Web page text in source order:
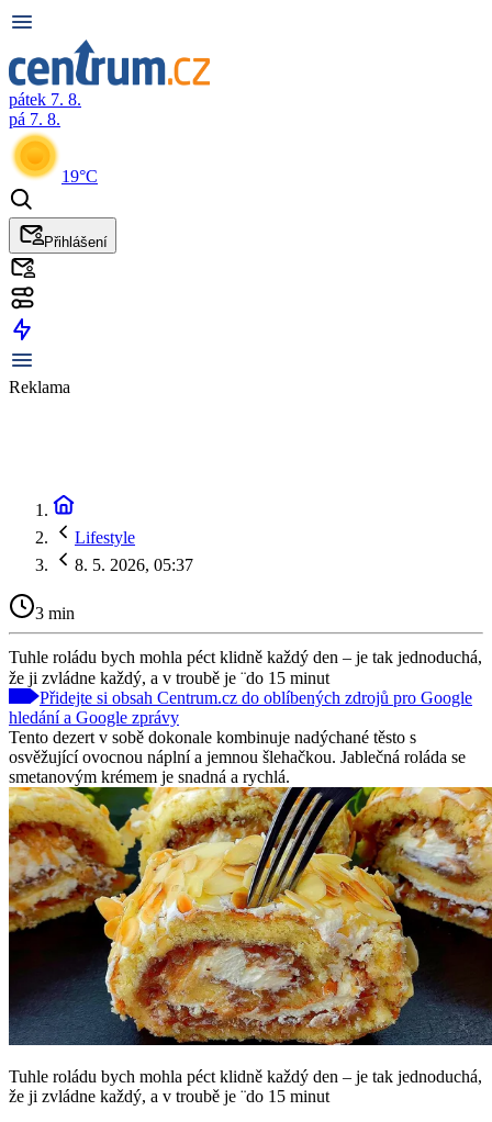
pátek 7. 8.
pá 7. 8.
19°C
Přihlášení
Reklama
Lifestyle
8. 5. 2026, 05:37
3 min
Tuhle roládu bych mohla péct klidně každý den – je tak jednoduchá,
že ji zvládne každý, a v troubě je ¨do 15 minut
Přidejte si obsah Centrum.cz do oblíbených zdrojů pro Google
hledání a Google zprávy
Tento dezert v sobě dokonale kombinuje nadýchané těsto s
osvěžující ovocnou náplní a jemnou šlehačkou. Jablečná roláda se
smetanovým krémem je snadná a rychlá.
Tuhle roládu bych mohla péct klidně každý den – je tak jednoduchá,
že ji zvládne každý, a v troubě je ¨do 15 minut